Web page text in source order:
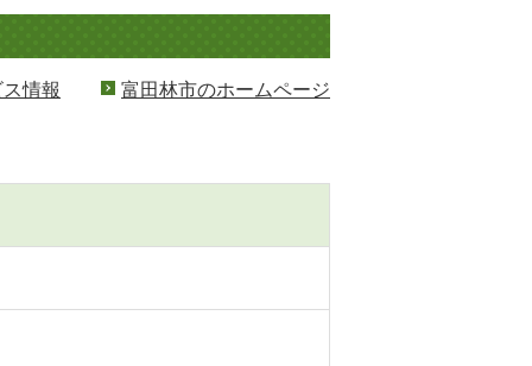
情報 富田林市のホームページ